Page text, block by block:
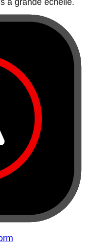
à grande échelle.